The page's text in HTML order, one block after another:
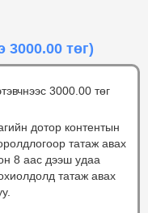
3000.00 төг)
3000.00 төг
дотор контентын
татаж авах
8 аас дээш удаа
татаж авах